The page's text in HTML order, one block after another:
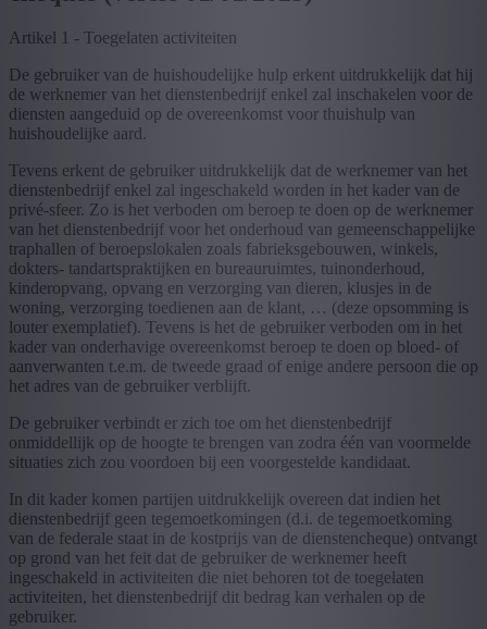
Artikel 1 - Toegelaten activiteiten
De gebruiker van de huishoudelijke hulp erkent uitdrukkelijk dat hij
de werknemer van het dienstenbedrijf enkel zal inschakelen voor de
diensten aangeduid op de overeenkomst voor thuishulp van
huishoudelijke aard.
Tevens erkent de gebruiker uitdrukkelijk dat de werknemer van het
dienstenbedrijf enkel zal ingeschakeld worden in het kader van de
privé-sfeer. Zo is het verboden om beroep te doen op de werknemer
van het dienstenbedrijf voor het onderhoud van gemeenschappelijke
traphallen of beroepslokalen zoals fabrieksgebouwen, winkels,
dokters- tandartspraktijken en bureauruimtes, tuinonderhoud,
kinderopvang, opvang en verzorging van dieren, klusjes in de
woning, verzorging toedienen aan de klant, … (deze opsomming is
louter exemplatief). Tevens is het de gebruiker verboden om in het
kader van onderhavige overeenkomst beroep te doen op bloed- of
aanverwanten t.e.m. de tweede graad of enige andere persoon die op
het adres van de gebruiker verblijft.
De gebruiker verbindt er zich toe om het dienstenbedrijf
onmiddellijk op de hoogte te brengen van zodra één van voormelde
situaties zich zou voordoen bij een voorgestelde kandidaat.
In dit kader komen partijen uitdrukkelijk overeen dat indien het
dienstenbedrijf geen tegemoetkomingen (d.i. de tegemoetkoming
van de federale staat in de kostprijs van de dienstencheque) ontvangt
op grond van het feit dat de gebruiker de werknemer heeft
ingeschakeld in activiteiten die niet behoren tot de toegelaten
activiteiten, het dienstenbedrijf dit bedrag kan verhalen op de
gebruiker.